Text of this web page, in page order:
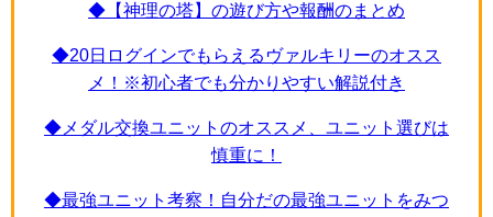
◆【神理の塔】の遊び方や報酬のまとめ
◆20日ログインでもらえるヴァルキリーのオスス
メ！※初心者でも分かりやすい解説付き
◆メダル交換ユニットのオススメ、ユニット選びは
慎重に！
◆最強ユニット考察！自分だの最強ユニットをみつ